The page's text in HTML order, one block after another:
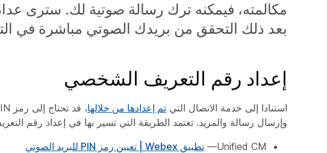
مكالمته، فيمكنه ترك رسالة صوتية لك. سترى
بعد ذلك التحقق من بريدك الصوتي مباشرة في
إعداد رقم التعريف الشخصي
استنادا إلى خدمة الاتصال التي تم إعدادها من خلالها
وإرسال رسالة والمزيد. تعتمد الطريقة التي تسير بها في إعداد رقم
Unified CM—
تطبيق Webex | تعيين رمز PIN للبريد الصوتي